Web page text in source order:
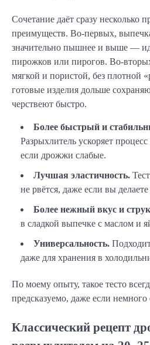
Сочетание даёт сразу несколько
преимуществ. Во-первых,
значительно пышнее и выше —
пирожков или пирогов. Во-
мягкой и пористой, без плотной
готовые изделия дольше
черствеют быстро.
Более быстрый и
Разрыхлитель ускоряет процесс
если дрожжи слабые.
Лучшая эластичность.
не рвётся, даже если вы
Более нежный вкус и
в сладкой выпечке с маслом и
Универсальность.
даже для хранения в
По моему опыту, такое тесто
предсказуемо, даже если немного
Классический рецепт